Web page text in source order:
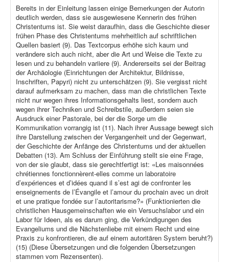
Bereits in der Einleitung lassen einige Bemerkungen der Autorin
deutlich werden, dass sie ausgewiesene Kennerin des frühen
Christentums ist. Sie weist daraufhin, dass die Geschichte dieser
frühen Phase des Christentums mehrheitlich auf schriftlichen
Quellen basiert (9). Das Textcorpus erhöhe sich kaum und
verändere sich auch nicht, aber die Art und Weise die Texte zu
lesen und zu behandeln variiere (9). Andererseits sei der Beitrag
der Archäologie (Einrichtungen der Architektur, Bildnisse,
Inschriften, Papyri) nicht zu unterschätzen (9). Sie vergisst nicht
darauf aufmerksam zu machen, dass man die christlichen Texte
nicht nur wegen ihres Informationsgehalts liest, sondern auch
wegen ihrer Techniken und Schreibstile, außerdem seien sie
Ausdruck einer Pastorale, bei der die Sorge um die
Kommunikation vorrangig ist (11). Nach ihrer Aussage bewegt sich
ihre Darstellung zwischen der Vergangenheit und der Gegenwart,
der Geschichte der Anfänge des Christentums und der aktuellen
Debatten (13). Am Schluss der Einführung stellt sie eine Frage,
von der sie glaubt, dass sie gerechtfertigt ist: «Les maisonnées
chrétiennes fonctionnèrent-elles comme un laboratoire
d’expériences et d’idées quand il s’est agi de confronter les
enseignements de l’Évangile et l’amour du prochain avec un droit
et une pratique fondée sur l’autoritarisme?» (Funktionierten die
christlichen Hausgemeinschaften wie ein Versuchslabor und ein
Labor für Ideen, als es darum ging, die Verkündigungen des
Evangeliums und die Nächstenliebe mit einem Recht und eine
Praxis zu konfrontieren, die auf einem autoritären System beruht?)
(15) (Diese Übersetzungen und die folgenden Übersetzungen
stammen vom Rezensenten).